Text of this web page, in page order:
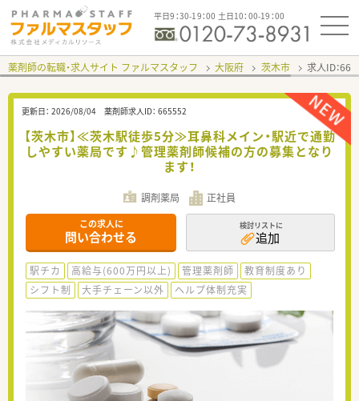
平日9：30-19：00 土日10：00-19：00
薬剤師の転職・求人サイト ファルマスタッフ 大阪府 茨木市 求人ID：
更新日： 2026/08/04 薬剤師求人ID： 665552
【茨木市】≪茨木駅徒歩5分≫耳鼻科メイン・駅近で通勤
しやすい薬局です♪管理薬剤師候補の方の募集となり
ます！
調剤薬局 正社員
この求人に
問い合わせる
検討リストに
追加
駅チカ 高給与(600万円以上) 管理薬剤師
教育制度あり
シフト制
大手チェーン以外 ヘルプ体制充実